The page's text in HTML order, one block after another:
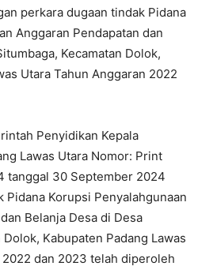
perkara dugaan tindak Pidana
Anggaran Pendapatan dan
Kecamatan Dolok,
Utara Tahun Anggaran 2022
Penyidikan Kepala
Lawas Utara Nomor: Print
tanggal 30 September 2024
Pidana Korupsi Penyalahgunaan
Belanja Desa di Desa
Kabupaten Padang Lawas
dan 2023 telah diperoleh